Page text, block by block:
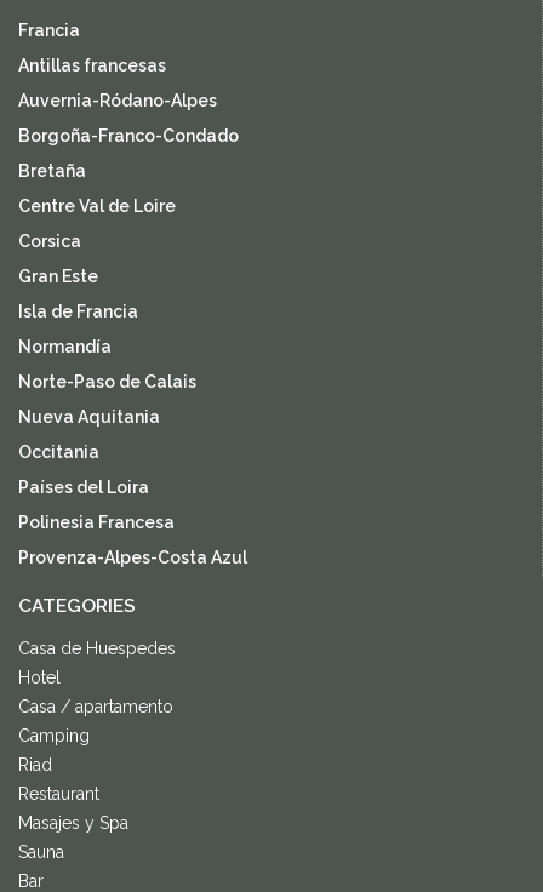
Francia
Antillas francesas
Auvernia-Ródano-Alpes
Borgoña-Franco-Condado
Bretaña
Centre Val de Loire
Corsica
Gran Este
Isla de Francia
Normandía
Norte-Paso de Calais
Nueva Aquitania
Occitania
Países del Loira
Polinesia Francesa
Provenza-Alpes-Costa Azul
CATEGORIES
Casa de Huespedes
Hotel
Casa / apartamento
Camping
Riad
Restaurant
Masajes y Spa
Sauna
Bar